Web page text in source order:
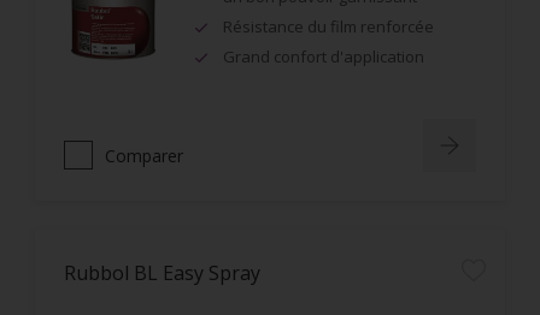
Résistance du film renforcée
Grand confort d'application
Comparer
Rubbol BL Easy Spray